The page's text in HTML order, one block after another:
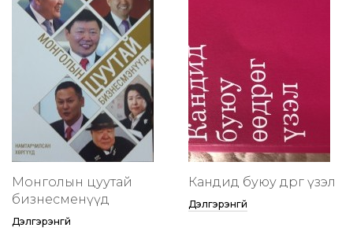
Монголын цуутай
бизнесменүүд
Дэлгэрэнгүй
Кандид буюу өөдрөг үзэл
Дэлгэрэнгүй